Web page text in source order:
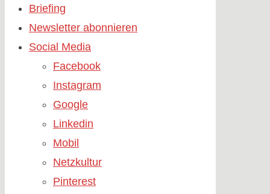
Briefing
Newsletter abonnieren
Social Media
Facebook
Instagram
Google
Linkedin
Mobil
Netzkultur
Pinterest